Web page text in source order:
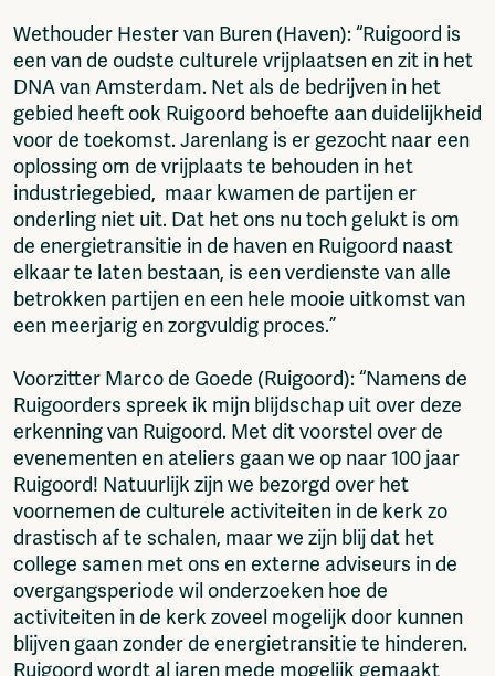
Wethouder Hester van Buren (Haven): “Ruigoord is
een van de oudste culturele vrijplaatsen en zit in het
DNA van Amsterdam. Net als de bedrijven in het
gebied heeft ook Ruigoord behoefte aan duidelijkheid
voor de toekomst. Jarenlang is er gezocht naar een
oplossing om de vrijplaats te behouden in het
industriegebied, maar kwamen de partijen er
onderling niet uit. Dat het ons nu toch gelukt is om
de energietransitie in de haven en Ruigoord naast
elkaar te laten bestaan, is een verdienste van alle
betrokken partijen en een hele mooie uitkomst van
een meerjarig en zorgvuldig proces.”
Voorzitter Marco de Goede (Ruigoord): “Namens de
Ruigoorders spreek ik mijn blijdschap uit over deze
erkenning van Ruigoord. Met dit voorstel over de
evenementen en ateliers gaan we op naar 100 jaar
Ruigoord! Natuurlijk zijn we bezorgd over het
voornemen de culturele activiteiten in de kerk zo
drastisch af te schalen, maar we zijn blij dat het
college samen met ons en externe adviseurs in de
overgangsperiode wil onderzoeken hoe de
activiteiten in de kerk zoveel mogelijk door kunnen
blijven gaan zonder de energietransitie te hinderen.
Ruigoord wordt al jaren mede mogelijk gemaakt